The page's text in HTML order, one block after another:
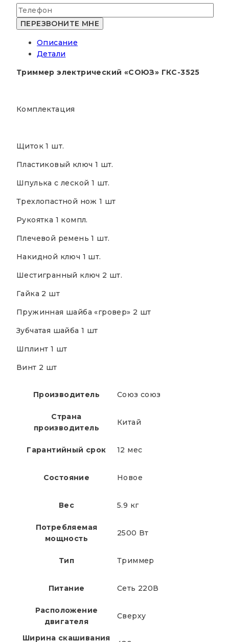
Описание
Детали
Триммер электрический «СОЮЗ» ГКС-3525
Комплектация
Щиток 1 шт.
Пластиковый ключ 1 шт.
Шпулька с леской 1 шт.
Трехлопастной нож 1 шт
Рукоятка 1 компл.
Плечевой ремень 1 шт.
Накидной ключ 1 шт.
Шестигранный ключ 2 шт.
Гайка 2 шт
Пружинная шайба «гровер» 2 шт
Зубчатая шайба 1 шт
Шплинт 1 шт
Винт 2 шт
Производитель Союз союз
Страна
производитель
Китай
Гарантийный срок 12 мес
Состояние Новое
Вес 5.9 кг
Потребляемая
мощность
2500 Вт
Тип Триммер
Питание Сеть 220В
Расположение
двигателя
Сверху
Ширина скашивания